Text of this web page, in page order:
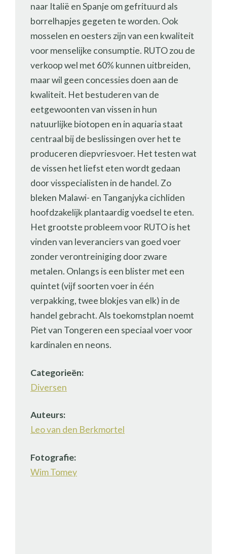
naar Italië en Spanje om gefrituurd als
borrelhapjes gegeten te worden. Ook
mosselen en oesters zijn van een kwaliteit
voor menselijke consumptie. RUTO zou de
verkoop wel met 60% kunnen uitbreiden,
maar wil geen concessies doen aan de
kwaliteit. Het bestuderen van de
eetgewoonten van vissen in hun
natuurlijke biotopen en in aquaria staat
centraal bij de beslissingen over het te
produceren diepvriesvoer. Het testen wat
de vissen het liefst eten wordt gedaan
door visspecialisten in de handel. Zo
bleken Malawi- en Tanganjyka cichliden
hoofdzakelijk plantaardig voedsel te eten.
Het grootste probleem voor RUTO is het
vinden van leveranciers van goed voer
zonder verontreiniging door zware
metalen. Onlangs is een blister met een
quintet (vijf soorten voer in één
verpakking, twee blokjes van elk) in de
handel gebracht. Als toekomstplan noemt
Piet van Tongeren een speciaal voer voor
kardinalen en neons.
Categorieën:
Diversen
Auteurs:
Leo van den Berkmortel
Fotografie:
Wim Tomey